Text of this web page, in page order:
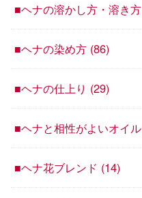
■ヘナの溶かし方・溶き方
■ヘナの染め方 (86)
■ヘナの仕上り (29)
■ヘナと相性がよいオイル
■ヘナ花ブレンド (14)